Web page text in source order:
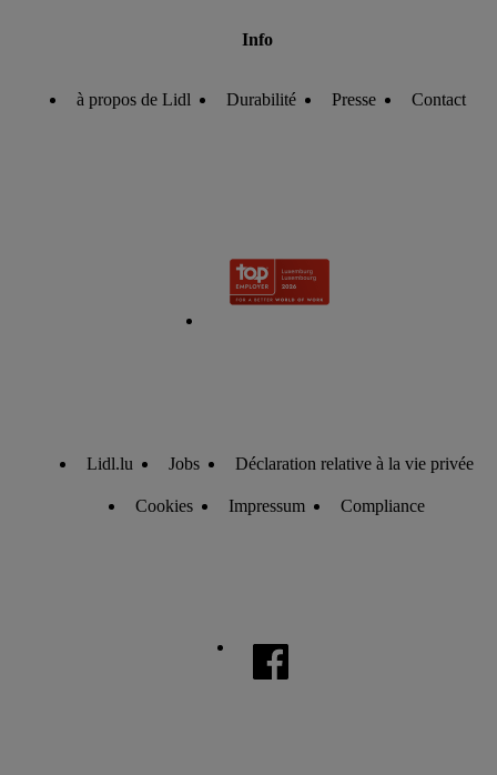
Info
à propos de Lidl Durabilité Presse Contact
Lidl.lu Jobs Déclaration relative à la vie privée
Cookies Impressum Compliance